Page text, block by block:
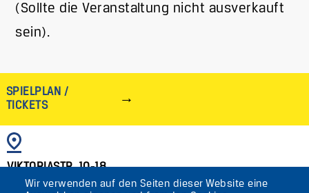
Wir verwenden auf den Seiten dieser Website eine
(Sollte die Veranstaltung nicht ausverkauft
sein).
SPIELPLAN /
TICKETS
BILD
VIKTORIASTR. 10-18
12105 BERLIN